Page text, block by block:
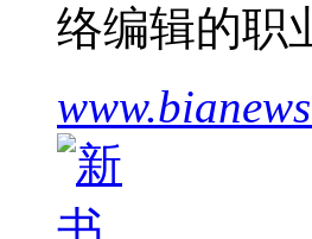
络编辑的职